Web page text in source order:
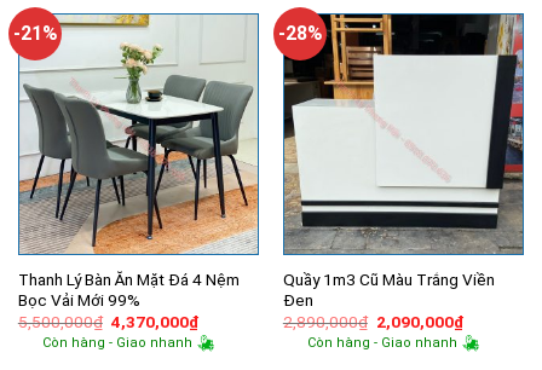
-21%
Thanh Lý Bàn Ăn Mặt Đá 4 Nệm
Bọc Vải Mới 99%
5,500,000₫ Giá
gốc
là:
4,370,000₫Giá
hiện
tại
Còn hàng - Giao nhanh
-28%
Quầy 1m3 Cũ Màu Trắng Viền
Đen
2,890,000₫ Giá
gốc
là:
2,090,000₫Giá
hiện
tại
Còn hàng - Giao nhanh